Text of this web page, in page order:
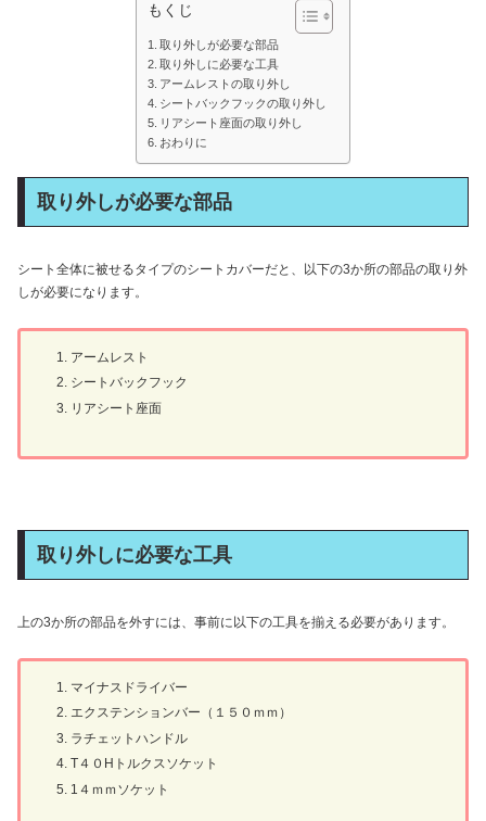
もくじ
取り外しが必要な部品
取り外しに必要な工具
アームレストの取り外し
シートバックフックの取り外し
リアシート座面の取り外し
おわりに
取り外しが必要な部品
シート全体に被せるタイプのシートカバーだと、以下の3か所の部品の取り外
しが必要になります。
アームレスト
シートバックフック
リアシート座面
取り外しに必要な工具
上の3か所の部品を外すには、事前に以下の工具を揃える必要があります。
マイナスドライバー
エクステンションバー（１５０ｍｍ）
ラチェットハンドル
T４０Hトルクスソケット
1４ｍｍソケット